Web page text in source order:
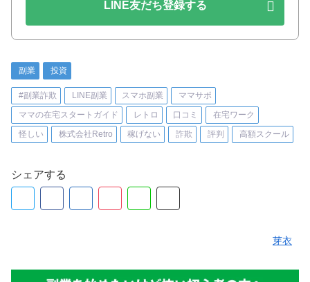
LINE友だち登録する
副業 投資
#副業詐欺 LINE副業 スマホ副業
ママサポ
ママの在宅スタートガイド
レトロ 口コミ
在宅ワーク
怪しい
株式会社Retro 稼げない 詐欺 評判 高額スクール
シェアする
芽衣